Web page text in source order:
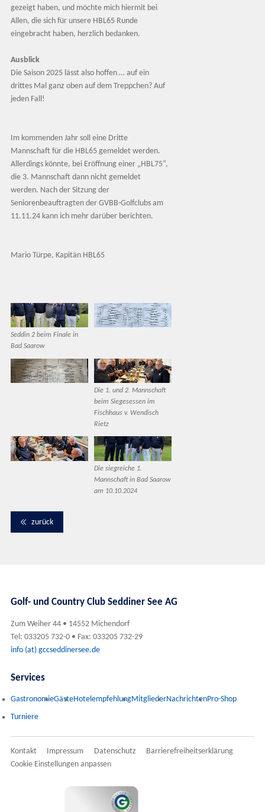
gezeigt haben, und möchte mich hiermit bei
Allen, die sich für unsere HBL65 Runde
eingebracht haben, herzlich bedanken.
Ausblick
Die Saison 2025 lässt also hoffen … auf ein
drittes Mal ganz oben auf dem Treppchen? Auf
jeden Fall!
Im kommenden Jahr soll eine Dritte
Mannschaft für die HBL65 gemeldet werden.
Allerdings könnte, bei Eröffnung einer „HBL75“,
die 3. Mannschaft dann nicht gemeldet
werden. Nach der Sitzung der
Seniorenbeauftragten der GVBB-Golfclubs am
11.11.24 kann ich mehr darüber berichten.
Mario Türpe, Kapitän HBL65
Seddin 2 beim Finale in
Bad Saarow
Die 1. und 2. Mannschaft
beim Siegesessen im
Fischhaus v. Wendisch
Rietz
Die siegreiche 1.
Mannschaft in Bad Saarow
am 10.10.2024
zurück
Golf- und Country Club Seddiner See AG
Zum Weiher 44 • 14552 Michendorf
Tel: 033205 732-0 • Fax: 033205 732-29
info (at) gccseddinersee.de
Services
GastronomieGästeHotelempfehlungMitgliederNachrichtenPro-Shop
Turniere
Kontakt Impressum Datenschutz
Barrierefreiheitserklärung
Cookie Einstellungen anpassen